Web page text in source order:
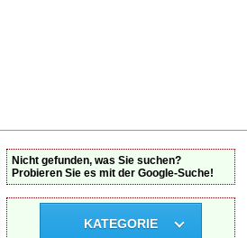
Nicht gefunden, was Sie suchen?
Probieren Sie es mit der Google-Suche!
KATEGORIE